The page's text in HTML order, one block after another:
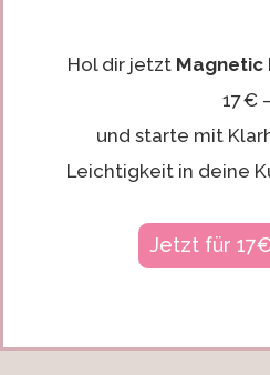
Hol dir jetzt Magnetic
17 €
und starte mit
Leichtigkeit in deine
Jetzt für